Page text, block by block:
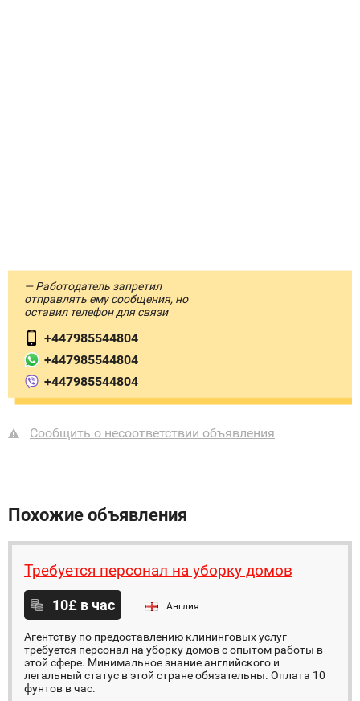
— Работодатель запретил
отправлять ему сообщения, но
оставил телефон для связи
+447985544804
+447985544804
+447985544804
Сообщить о несоответствии объявления
Похожие объявления
Требуется персонал на уборку домов
10£ в час Англия
Агентству по предоставлению клининговых услуг
требуется персонал на уборку домов с опытом работы в
этой сфере. Минимальное знание английского и
легальный статус в этой стране обязательны. Оплата 10
фунтов в час.